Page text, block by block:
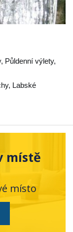
Půldenní výlety,
, Labské
místě
místo